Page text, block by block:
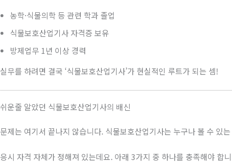
농학·식물의학 등 관련 학과 졸업
식물보호산업기사 자격증 보유
방제업무 1년 이상 경력
실무를 하려면 결국 ‘식물보호산업기사’가 현실적인 루트가 되는 셈!
쉬운줄 알았던 식물보호산업기사의 배신
문제는 여기서 끝나지 않습니다. 식물보호산업기사는 누구나 볼 수 있
응시 자격 자체가 정해져 있는데요. 아래 3가지 중 하나를 충족해야 합